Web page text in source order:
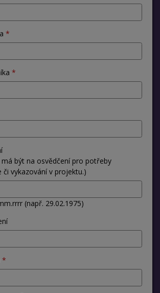
být na osvědčení pro potřeby
či vykazování v projektu.)
(např. 29.02.1975)